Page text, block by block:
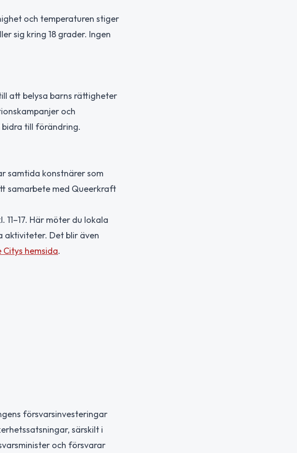
och temperaturen stiger
sig kring 18 grader. Ingen
att belysa barns rättigheter
och
till förändring.
samtida konstnärer som
samarbete med Queerkraft
11–17. Här möter du lokala
aktiviteter. Det blir även
hemsida.
försvarsinvesteringar
särskilt i
och försvarar